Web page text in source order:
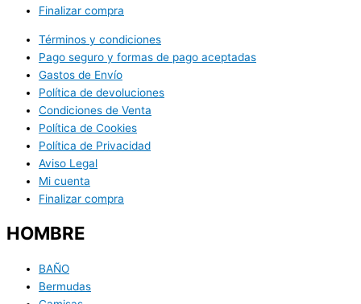
Finalizar compra
Términos y condiciones
Pago seguro y formas de pago aceptadas
Gastos de Envío
Política de devoluciones
Condiciones de Venta
Política de Cookies
Política de Privacidad
Aviso Legal
Mi cuenta
Finalizar compra
HOMBRE
BAÑO
Bermudas